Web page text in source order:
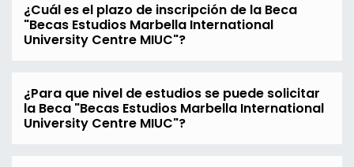
¿Cuál es el plazo de inscripción de la Beca
"Becas Estudios Marbella International
University Centre MIUC"?
¿Para que nivel de estudios se puede solicitar
la Beca "Becas Estudios Marbella International
University Centre MIUC"?